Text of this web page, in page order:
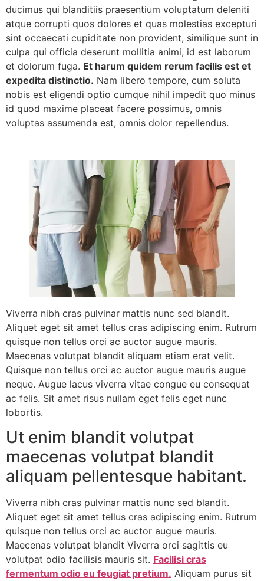
ducimus qui blanditiis praesentium voluptatum deleniti
atque corrupti quos dolores et quas molestias excepturi
sint occaecati cupiditate non provident, similique sunt in
culpa qui officia deserunt mollitia animi, id est laborum
et dolorum fuga. Et harum quidem rerum facilis est et
expedita distinctio. Nam libero tempore, cum soluta
nobis est eligendi optio cumque nihil impedit quo minus
id quod maxime placeat facere possimus, omnis
voluptas assumenda est, omnis dolor repellendus.
Viverra nibh cras pulvinar mattis nunc sed blandit.
Aliquet eget sit amet tellus cras adipiscing enim. Rutrum
quisque non tellus orci ac auctor augue mauris.
Maecenas volutpat blandit aliquam etiam erat velit.
Quisque non tellus orci ac auctor augue mauris augue
neque. Augue lacus viverra vitae congue eu consequat
ac felis. Sit amet risus nullam eget felis eget nunc
lobortis.
Ut enim blandit volutpat
maecenas volutpat blandit
aliquam pellentesque habitant.
Viverra nibh cras pulvinar mattis nunc sed blandit.
Aliquet eget sit amet tellus cras adipiscing enim. Rutrum
quisque non tellus orci ac auctor augue mauris.
Maecenas volutpat blandit Viverra orci sagittis eu
volutpat odio facilisis mauris sit. Facilisi cras
fermentum odio eu feugiat pretium. Aliquam purus sit